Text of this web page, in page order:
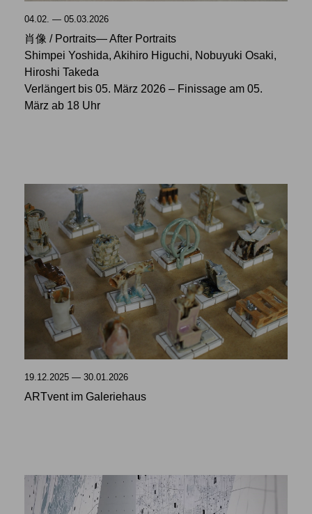
04.02. — 05.03.2026
肖像 / Portraits— After Portraits
Shimpei Yoshida, Akihiro Higuchi, Nobuyuki Osaki,
Hiroshi Takeda
Verlängert bis 05. März 2026 – Finissage am 05.
März ab 18 Uhr
19.12.2025 — 30.01.2026
ARTvent im Galeriehaus